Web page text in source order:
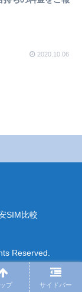
2020.10.06
SIM比較
Reserved.
ップ サイドバー